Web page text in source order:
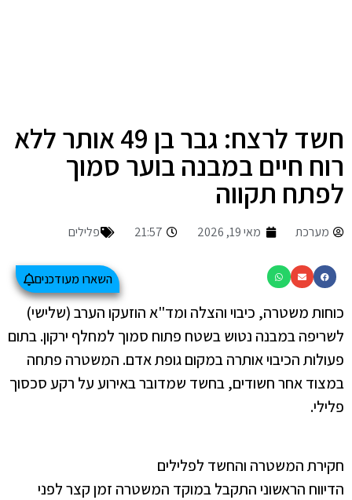
חשד לרצח: גבר בן 49 אותר ללא
רוח חיים במבנה בוער סמוך
לפתח תקווה
מערכת מאי 19, 2026 21:57 פלילים
השארו מעודכנים
כוחות משטרה, כיבוי והצלה ומד"א הוזעקו הערב (שלישי)
לשריפה במבנה נטוש בשטח פתוח סמוך למחלף ירקון. בתום
פעולות הכיבוי אותרה במקום גופת אדם. המשטרה פתחה
במצוד אחר חשודים, בחשד שמדובר באירוע על רקע סכסוך
פלילי.
חקירת המשטרה והחשד לפלילים
הדיווח הראשוני התקבל במוקד המשטרה זמן קצר לפני